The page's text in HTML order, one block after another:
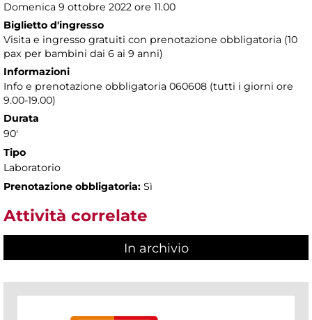
Domenica 9 ottobre 2022 ore 11.00
Biglietto d'ingresso
Visita e ingresso gratuiti con prenotazione obbligatoria (10
pax per bambini dai 6 ai 9 anni)
Informazioni
Info e prenotazione obbligatoria 060608 (tutti i giorni ore
9.00-19.00)
Durata
90'
Tipo
Laboratorio
Prenotazione obbligatoria: Sì
Attività correlate
In archivio